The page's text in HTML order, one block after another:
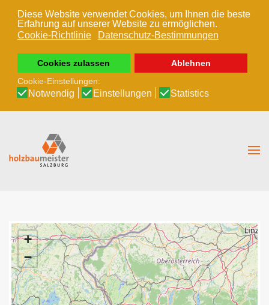
Diese Website verwendet Cookies, um Ihnen die beste
Erfahrung auf unserer Website zu ermöglichen.
Cookie-Richtlinie
Datenschutz-Bestimmungen
Cookies zulassen
Ablehnen
Cookie-Einstellungen:
Notwendig Einstellungen Statistics
Zum Hauptinhalt springen
+
−